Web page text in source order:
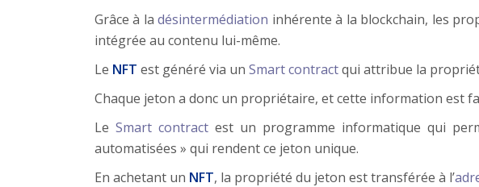
Grâce à ladésintermédiation inhérente à la blockchain, les
intégrée au contenu lui-même.
Le NFT est généré via un Smart contractqui attribue la
Chaque jeton a donc un propriétaire, et cette information est
Le Smart contractest un programme informatique qui
automatisées » qui rendent ce jeton unique.
En achetant un NFT, la propriété du jeton est transférée à l’